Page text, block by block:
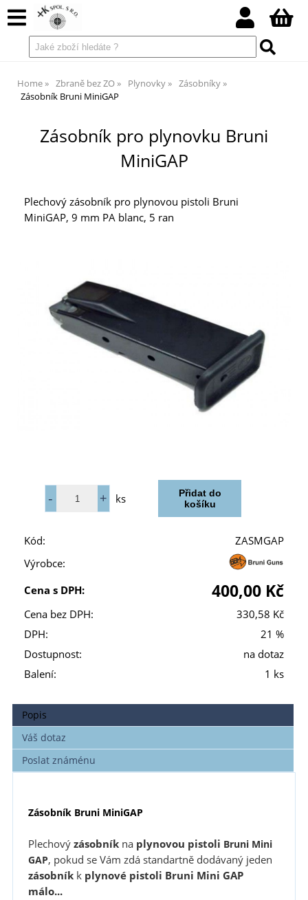
Home Zbraně bez ZO Plynovky
Zásobníky
Zásobník Bruni MiniGAP
Zásobník pro plynovku Bruni
MiniGAP
Plechový zásobník pro plynovou pistoli Bruni
MiniGAP, 9 mm PA blanc, 5 ran
ks
Kód:
ZASMGAP
Výrobce:
Cena s DPH:
400,00 Kč
Cena bez DPH:
330,58 Kč
DPH:
21 %
Dostupnost:
na dotaz
Balení:
1 ks
Popis
Váš dotaz
Poslat známénu
Zásobník Bruni MiniGAP
Plechovýzásobníknaplynovou pistoli Bruni Mini
GAP, pokud se Vám zdá standartně dodávaný jeden
zásobníkk plynové pistoli Bruni Mini GAP
málo...